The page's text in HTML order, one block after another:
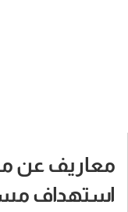
معاريف عن
استهداف